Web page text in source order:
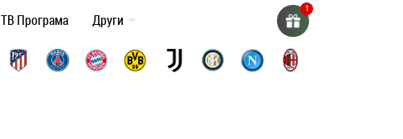
ТВ Програма Други